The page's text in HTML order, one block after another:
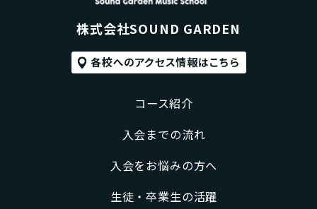
株式会社SOUND GARDEN
コース紹介
入会までの流れ
入会をお悩みの方へ
生徒・卒業生の活躍